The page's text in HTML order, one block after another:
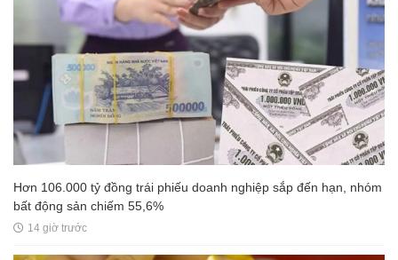
Ai sắp đi Thái Lan chú ý: Từ 16/10, sân bay có thể mở vali để
kiểm tra ngay cả khi hành khách không có mặt